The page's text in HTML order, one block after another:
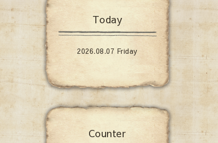
Today
2026.08.07 Friday
Counter